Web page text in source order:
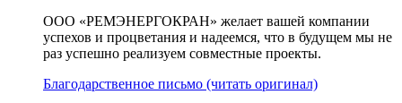
ООО «РЕМЭНЕРГОКРАН» желает вашей компании
успехов и процветания и надеемся, что в будущем мы не
раз успешно реализуем совместные проекты.
Благодарственное письмо (читать оригинал)